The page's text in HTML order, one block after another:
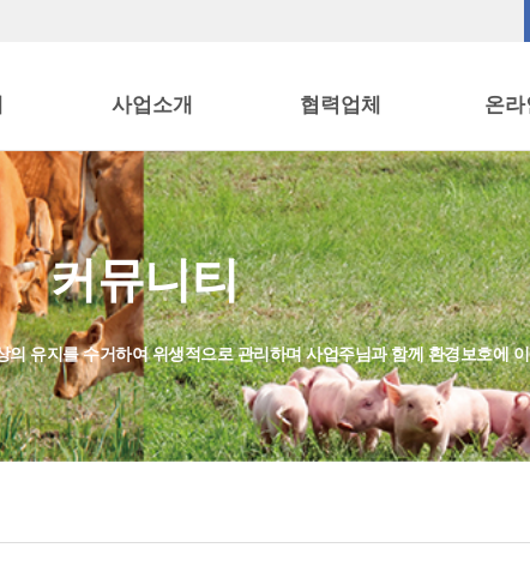
사업소개
사업소개
협력업체
협력업체
온라
온
커뮤니티
유지를 수거하여 위생적으로 관리하며 사업주님과 함께 환경보호에